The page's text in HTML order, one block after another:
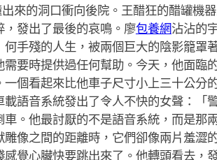
來的洞口衝向後院。王醋狂的醋罐機
發出了最後的哀鳴。廖包養網沾沾的
手殘的人生，被兩個巨大的陰影籠罩
要時提供過任何幫助。今天，他面臨
個看起來比他車子尺寸小上三十公分
語音系統發出了令人不快的女聲：「
。他最討厭的不是語音系統，而是那
像之間的距離時，它們卻像兩片羞澀
感覺心臟快要跳出來了。他轉頭看去